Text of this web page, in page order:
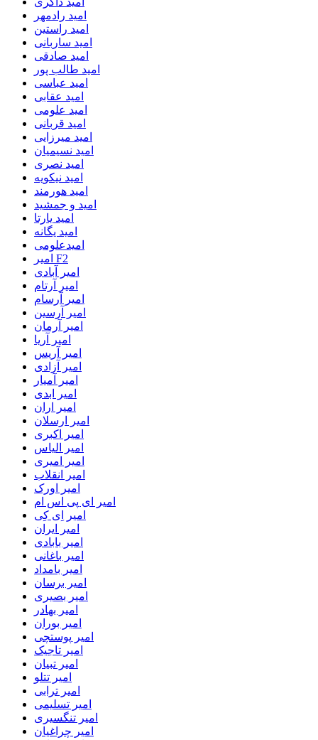
امید رادمهر
امید راستین
امید ساربانی
امید صادقی
امید طالب پور
امید عباسی
امید عقابی
امید علومی
امید قربانی
امید میرزایی
امید نسیمیان
امید نصری
امید نیکویه
امید هورمند
امید و جمشید
امید یارتا
امید یگانه
امیدعلومی
امیر F2
امیر آبادی
امیر آرتام
امیر آرسام
امیر آرسین
امیر آرمان
امیر آریا
امیر آریس
امیر آزادی
امیر آمیار
امیر ابدی
امیر اران
امیر ارسلان
امیر اکبری
امیر الیاس
امیر امیری
امیر انقلاب
امیر اورک
امیر ای پی اس ام
امیر اِی کِی
امیر ایران
امیر بابادی
امیر باغانی
امیر بامداد
امیر برسان
امیر بصیری
امیر بهادر
امیر بوران
امیر پوستچی
امیر تاجیک
امیر تبیان
امیر تتلو
امیر ترابی
امیر تسلیمی
امیر تنگسیری
امیر چراغیان